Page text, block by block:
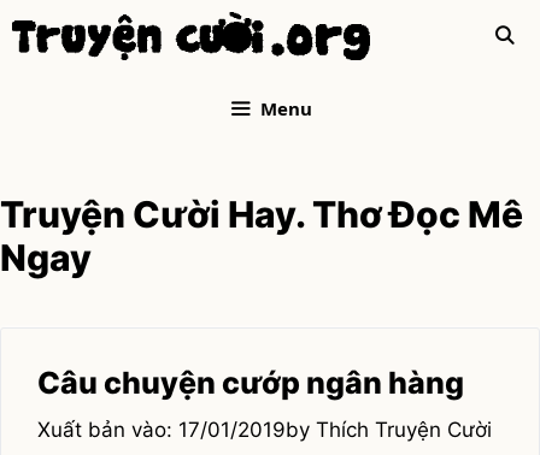
Menu
Truyện Cười Hay. Thơ Đọc Mê
Ngay
Câu chuyện cướp ngân hàng
17/01/2019by Thích Truyện Cười